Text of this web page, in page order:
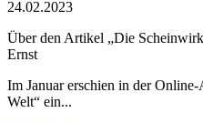
24.02.2023
Über den Artikel „Die
Ernst
Im Januar erschien in der
Welt“ ein...